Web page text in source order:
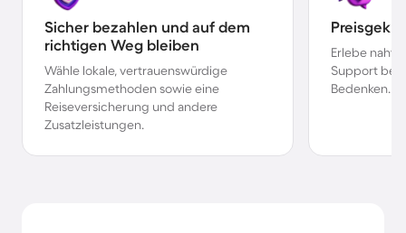
Sicher bezahlen und auf dem
richtigen Weg bleiben
Wähle lokale, vertrauenswürdige
Zahlungsmethoden sowie eine
Reiseversicherung und andere
Zusatzleistungen.
Erlebe
Support bei
Bedenken.